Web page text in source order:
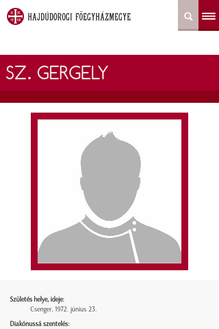
SZ. GERGELY
Születés helye, ideje:
Csenger, 1972. június 23.
Diakónussá szentelés: